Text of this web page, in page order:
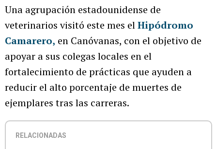
Una agrupación estadounidense de
veterinarios visitó este mes elHipódromo
Camarero, en Canóvanas, con el objetivo de
apoyar a sus colegas locales en el
fortalecimiento de prácticas que ayuden a
reducir el alto porcentaje de muertes de
ejemplares tras las carreras.
RELACIONADAS